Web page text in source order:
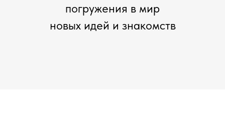
погружения в мир
новых идей и знакомств